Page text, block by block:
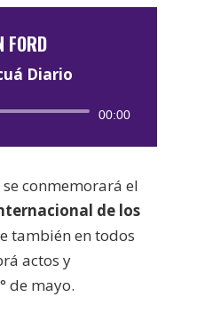
FORD
Diario
00:00
conmemorará el
de los
también en todos
actos y
de mayo.